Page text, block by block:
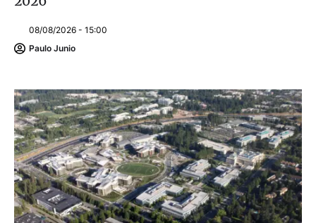
08/08/2026 - 15:00
Paulo Junio